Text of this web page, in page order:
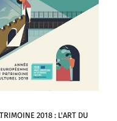
2018 : L'ART DU